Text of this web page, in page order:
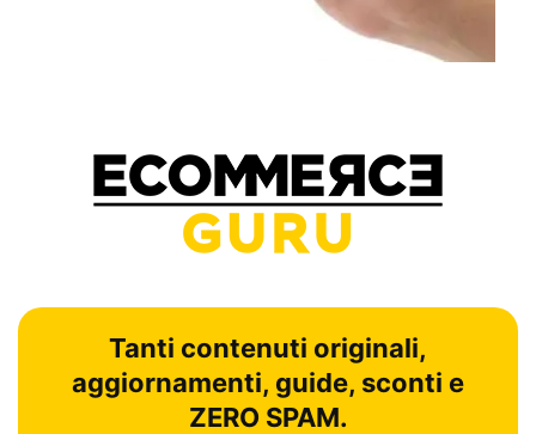
Tanti contenuti originali,
aggiornamenti, guide, sconti e
ZERO SPAM.